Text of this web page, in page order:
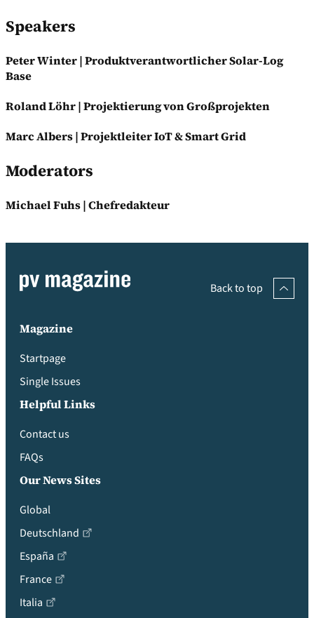
Speakers
Peter Winter | Produktverantwortlicher Solar-Log
Base
Roland Löhr | Projektierung von Großprojekten
Marc Albers | Projektleiter IoT & Smart Grid
Moderators
Michael Fuhs | Chefredakteur
Back to top
Magazine
Startpage
Single Issues
Helpful Links
Contact us
FAQs
Our News Sites
Global
Deutschland
España
France
Italia